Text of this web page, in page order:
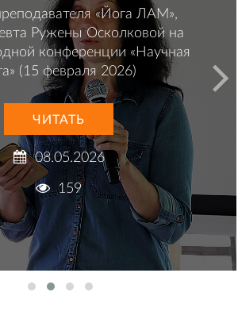
Лобанова на международной
«Научная йога» (февраль, 2026)
ЧИТАТЬ
07.05.2026
228